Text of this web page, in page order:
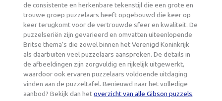
de consistente en herkenbare tekenstijl die een grote en
trouwe groep puzzelaars heeft opgebouwd die keer op
keer terugkomt voor de vertrouwde sfeer en kwaliteit. De
puzzelseriën zijn gevarieerd en omvatten uiteenlopende
Britse thema’s die zowel binnen het Verenigd Koninkrijk
als daarbuiten veel puzzelaars aanspreken. De details in
de afbeeldingen zijn zorgvuldig en rijkelijk uitgewerkt,
waardoor ook ervaren puzzelaars voldoende uitdaging
vinden aan de puzzeltafel. Benieuwd naar het volledige
aanbod? Bekijk dan hetoverzicht van alle Gibson puzzels.